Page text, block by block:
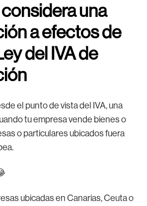
una
a efectos de
del IVA de
el punto de vista del IVA, una
tu empresa vende bienes o
o particulares ubicados fuera
ubicadas en Canarias, Ceuta o